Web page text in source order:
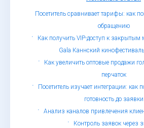
Посетитель сравнивает тарифы: как
обращению
Как получить VIP-доступ к
Gala Каннский
Как увеличить оптовые продажи
перчаток
Посетитель изучает интеграции: как
готовность до заявки
Анализ каналов привлечения
Контроль заявок через